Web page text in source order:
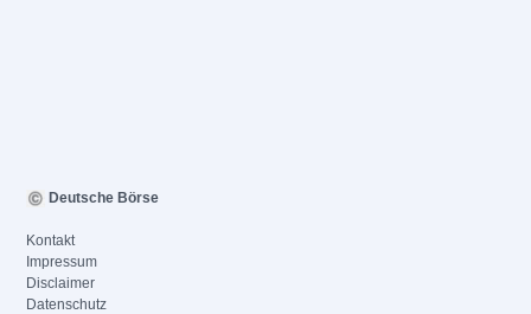
Deutsche Börse
Kontakt
Impressum
Disclaimer
Datenschutz